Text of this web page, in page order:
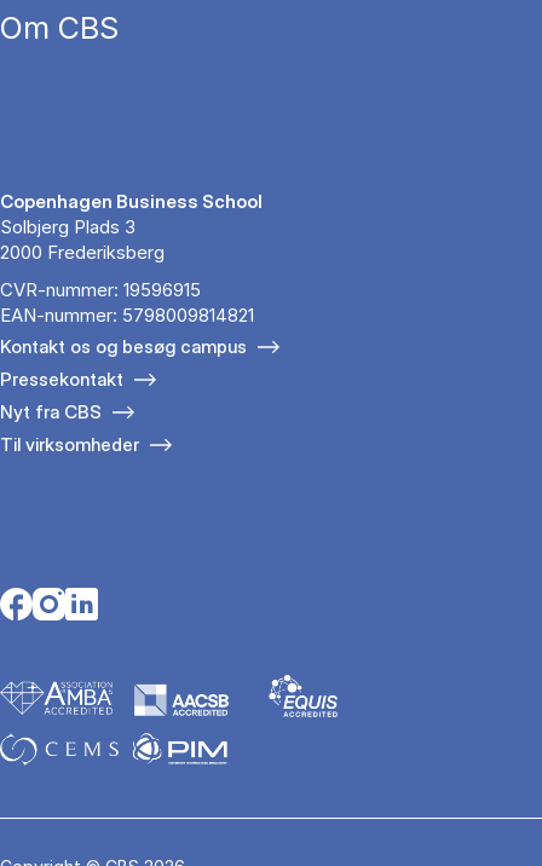
Om CBS
Copenhagen Business School
Solbjerg Plads 3
2000 Frederiksberg
CVR-nummer: 19596915
EAN-nummer: 5798009814821
Kontakt os og besøg campus
Pressekontakt
Nyt fra CBS
Til virksomheder
Opens in a new tab
Opens in a new tab
Opens in a new tab